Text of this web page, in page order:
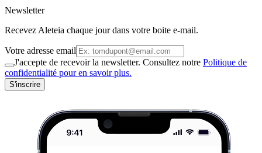
Newsletter
Recevez Aleteia chaque jour dans votre boite e-mail.
Votre adresse email
J'accepte de recevoir la newsletter. Consultez notre Politique de
confidentialité pour en savoir plus.
S'inscrire